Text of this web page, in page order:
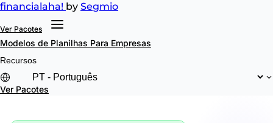
financialaha! by Segmio
Ver Pacotes
Modelos de Planilhas Para Empresas
Recursos
Ver Pacotes